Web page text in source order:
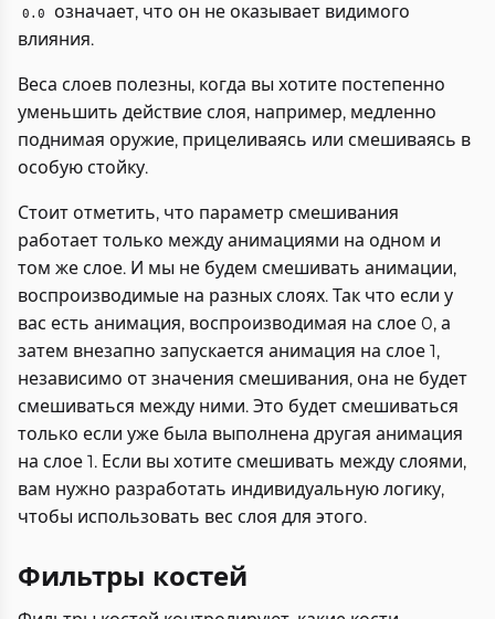
0.0
означает, что он не оказывает видимого
влияния.
Веса слоев полезны, когда вы хотите постепенно
уменьшить действие слоя, например, медленно
поднимая оружие, прицеливаясь или смешиваясь в
особую стойку.
Стоит отметить, что параметр смешивания
работает только между анимациями на одном и
том же слое. И мы не будем смешивать анимации,
воспроизводимые на разных слоях. Так что если у
вас есть анимация, воспроизводимая на слое 0, а
затем внезапно запускается анимация на слое 1,
независимо от значения смешивания, она не будет
смешиваться между ними. Это будет смешиваться
только если уже была выполнена другая анимация
на слое 1. Если вы хотите смешивать между слоями,
вам нужно разработать индивидуальную логику,
чтобы использовать вес слоя для этого.
Фильтры костей